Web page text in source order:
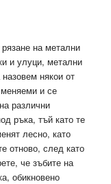
на метални
и улуци, метални
някои от
и се
различни
ръка, тъй като те
лесно, като
отново, след като
че зъбите на
обикновено